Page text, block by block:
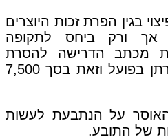
בגין הפרת זכות היוצרים
אך ורק ביחס לתקופה
מכתב הדרישה להסרת
התמונות, ועד ליום הסרתן בפועל וזאת בסך 7,500
האוסר על הנתבעת לעשות
של התובע.